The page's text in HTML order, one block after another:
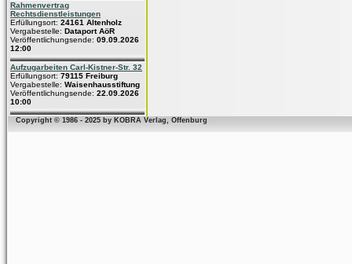
Rahmenvertrag
Rechtsdienstleistungen
Erfüllungsort: 24161 Altenholz
Vergabestelle: Dataport AöR
Veröffentlichungsende: 09.09.2026
12:00
Aufzugarbeiten Carl-Kistner-Str. 32
Erfüllungsort: 79115 Freiburg
Vergabestelle: Waisenhausstiftung
Veröffentlichungsende: 22.09.2026
10:00
Copyright © 1986 - 2025 by KOBRA Verlag, Offenburg